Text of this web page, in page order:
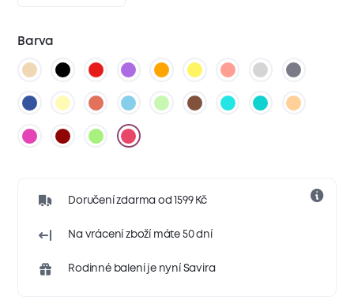
Barva
Doručení zdarma od 1599 Kč
Na vrácení zboží máte 50 dní
Rodinné balení je nyní Savira